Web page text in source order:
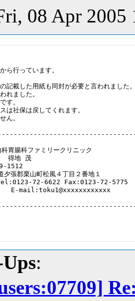
08 Apr 2005
ら行っています。
記載した用紙も同封が必要と言われました
れました。
す。
は社保は戻してくれます。
ん。
科胃腸科ファミリークリニック
　　　　得地 茂
　　〒069-1512
道夕張郡栗山町松風４丁目２番地１
72-6622 Fax:0123-72-5775
E-mail:toku1@xxxxxxxxxxxx
」
: